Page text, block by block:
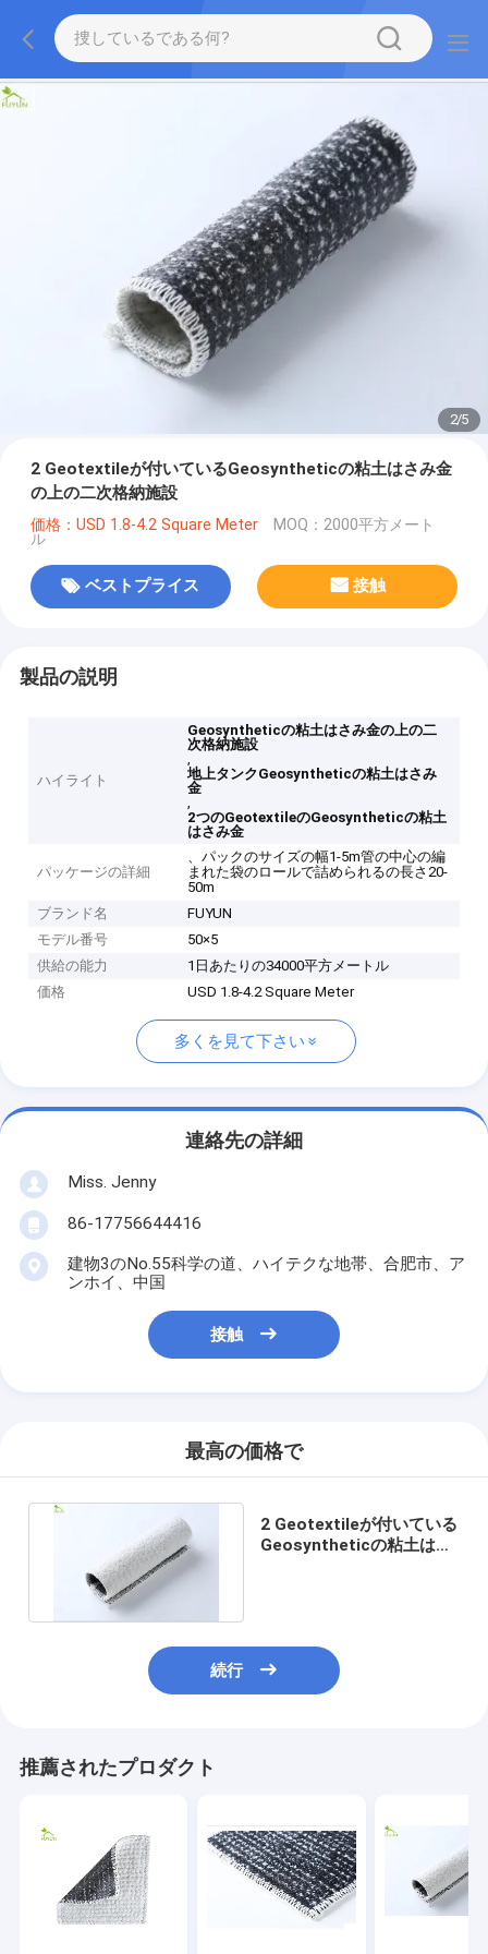
2/5
2 Geotextileが付いているGeosyntheticの粘土はさみ金
の上の二次格納施設
価格：USD 1.8-4.2 Square Meter MOQ：2000平方メート
ル
ベストプライス 接触
製品の説明
ハイライト
Geosyntheticの粘土はさみ金の上の二
次格納施設
,
地上タンクGeosyntheticの粘土はさみ
金
,
2つのGeotextileのGeosyntheticの粘土
はさみ金
パッケージの詳細
、パックのサイズの幅1-5m管の中心の編
まれた袋のロールで詰められるの長さ20-
50m
ブランド名
FUYUN
モデル番号
50×5
供給の能力
1日あたりの34000平方メートル
価格
USD 1.8-4.2 Square Meter
多くを見て下さい
連絡先の詳細
Miss. Jenny
86-17756644416
建物3のNo.55科学の道、ハイテクな地帯、合肥市、ア
ンホイ、中国
接触
最高の価格で
2 Geotextileが付いている
Geosyntheticの粘土はさ
続行
推薦されたプロダクト